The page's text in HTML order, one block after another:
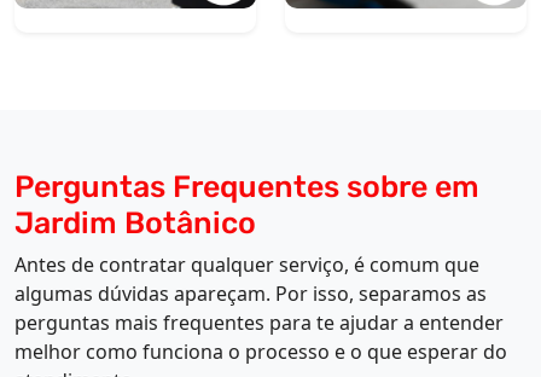
Perguntas Frequentes sobre em
Jardim Botânico
Antes de contratar qualquer serviço, é comum que
algumas dúvidas apareçam. Por isso, separamos as
perguntas mais frequentes para te ajudar a entender
melhor como funciona o processo e o que esperar do